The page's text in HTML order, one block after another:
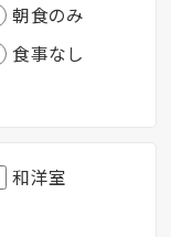
朝食のみ
食事なし
和洋室